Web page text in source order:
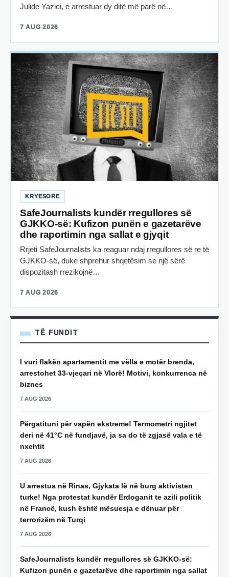
Julide Yazici, e arrestuar dy ditë më parë në…
7 AUG 2026
KRYESORE
SafeJournalists kundër rregullores së
GJKKO-së: Kufizon punën e gazetarëve
dhe raportimin nga sallat e gjyqit
Rrjeti SafeJournalists ka reaguar ndaj rregullores së re të
GJKKO-së, duke shprehur shqetësim se një sërë
dispozitash rrezikojnë…
7 AUG 2026
TË FUNDIT
I vuri flakën apartamentit me vëlla e motër brenda,
arrestohet 33-vjeçari në Vlorë! Motivi, konkurrenca në
biznes
7 AUG 2026
Përgatituni për vapën ekstreme! Termometri ngjitet
deri në 41°C në fundjavë, ja sa do të zgjasë vala e të
nxehtit
7 AUG 2026
U arrestua në Rinas, Gjykata lë në burg aktivisten
turke! Nga protestat kundër Erdoganit te azili politik
në Francë, kush është mësuesja e dënuar për
terrorizëm në Turqi
7 AUG 2026
SafeJournalists kundër rregullores së GJKKO-së:
Kufizon punën e gazetarëve dhe raportimin nga sallat